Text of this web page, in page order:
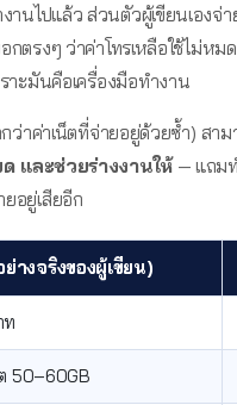
นไปแล้ว ส่วนตัวผู้เขียนเองจ่
รงๆ ว่าค่าโทรเหลือใช้ไม่หม
าะมันคือเครื่องมือทำงาน
าค่าเน็ตที่จ่ายอยู่ด้วยซ้ำ) สาม
และช่วยร่างงานให้— แถมท
อยู่เสียอีก
างจริงของผู้เขียน)
ท
50–60GB